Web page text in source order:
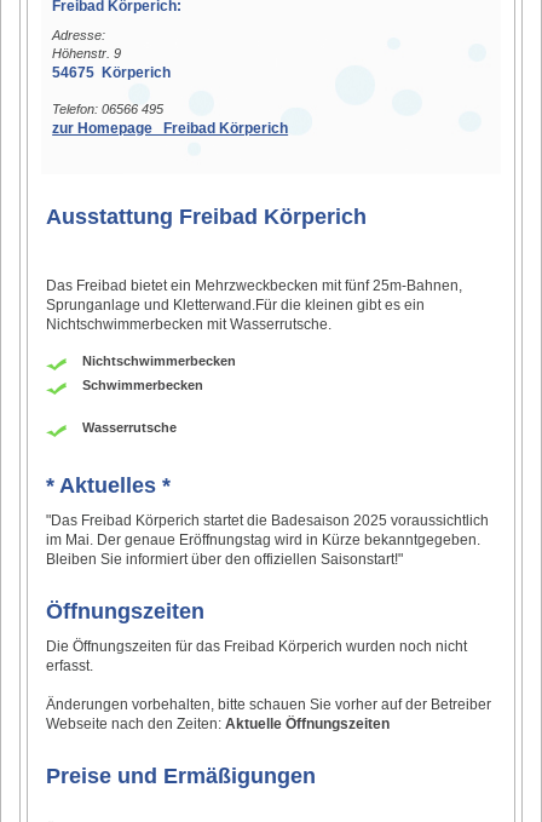
Freibad Körperich:
Adresse:
Höhenstr. 9
54675 Körperich
Telefon: 06566 495
zur Homepage Freibad Körperich
Ausstattung Freibad Körperich
Das Freibad bietet ein Mehrzweckbecken mit fünf 25m-Bahnen,
Sprunganlage und Kletterwand.Für die kleinen gibt es ein
Nichtschwimmerbecken mit Wasserrutsche.
Nichtschwimmerbecken
Schwimmerbecken
Wasserrutsche
* Aktuelles *
"Das Freibad Körperich startet die Badesaison 2025 voraussichtlich
im Mai. Der genaue Eröffnungstag wird in Kürze bekanntgegeben.
Bleiben Sie informiert über den offiziellen Saisonstart!"
Öffnungszeiten
Die Öffnungszeiten für das Freibad Körperich wurden noch nicht
erfasst.
Änderungen vorbehalten, bitte schauen Sie vorher auf der Betreiber
Webseite nach den Zeiten:Aktuelle Öffnungszeiten
Preise und Ermäßigungen